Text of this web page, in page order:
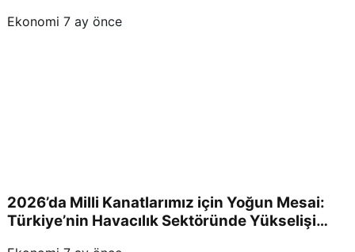
Ekonomi 7 ay önce
2026’da Milli Kanatlarımız için Yoğun Mesai:
Türkiye’nin Havacılık Sektöründe Yükselişi